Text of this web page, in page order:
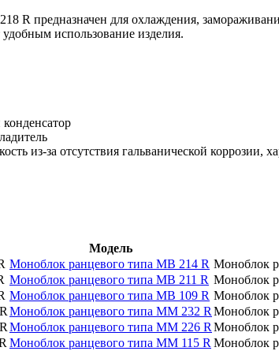
R предназначен для охлаждения,
использование изделия.
из-за отсутствия гальванической
Модель
Моноблок ранцевого типа MB 214 R Моноблок
Моноблок ранцевого типа MB 211 R Моноблок
Моноблок ранцевого типа MB 109 R Моноблок
Моноблок ранцевого типа MM 232 R Моноблок
Моноблок ранцевого типа MM 226 R Моноблок
Моноблок ранцевого типа MM 115 R Моноблок